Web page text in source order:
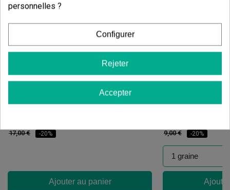
17,00 € -20%
Ajouter au panier
9,00 € -20%
personnelles ?
Configurer
Rejeter
Accepter